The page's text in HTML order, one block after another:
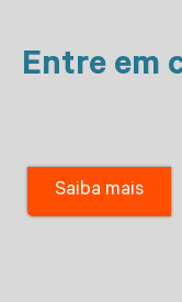
Entre em
Saiba mais